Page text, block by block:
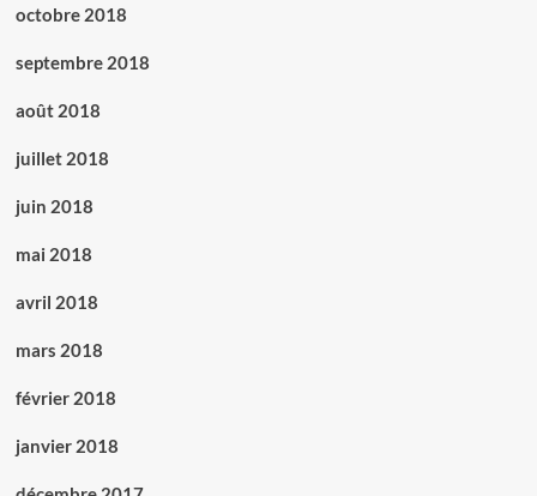
octobre 2018
septembre 2018
août 2018
juillet 2018
juin 2018
mai 2018
avril 2018
mars 2018
février 2018
janvier 2018